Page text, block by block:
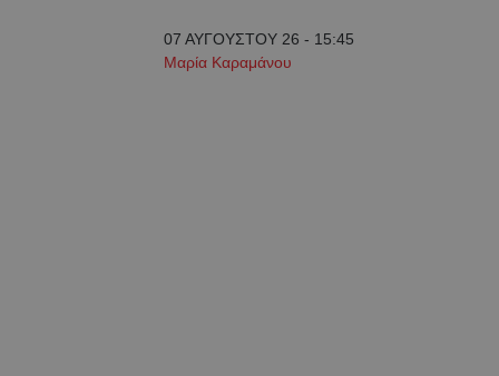
07 ΑΥΓΟΥΣΤΟΥ 26 - 15:45
Μαρία Καραμάνου